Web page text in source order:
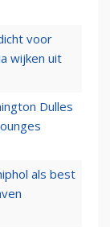
voor
wijken uit
Dulles
als best